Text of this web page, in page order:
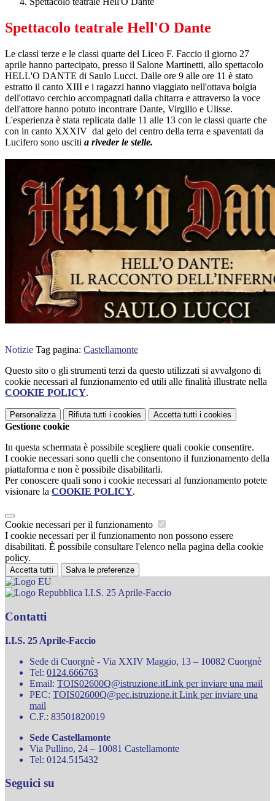
Spettacolo teatrale Hell'O Dante
Le classi terze e le classi quarte del Liceo F. Faccio il giorno 27
aprile hanno partecipato, presso il Salone Martinetti, allo spettacolo
HELL'O DANTE di Saulo Lucci. Dalle ore 9 alle ore 11 è stato
estratto il canto XIII e i ragazzi hanno viaggiato nell'ottava bolgia
dell'ottavo cerchio accompagnati dalla chitarra e attraverso la voce
dell'attore hanno potuto incontrare Dante, Virgilio e Ulisse.
L'esperienza è stata replicata dalle 11 alle 13 con le classi quarte che
con in canto XXXIV dal gelo del centro della terra e spaventati da
Lucifero sono usciti a riveder le stelle.
Notizie Tag pagina: Castellamonte
Questo sito o gli strumenti terzi da questo utilizzati si avvalgono di
cookie necessari al funzionamento ed utili alle finalità illustrate nella
COOKIE POLICY.
Personalizza Rifiuta tutti i cookies Accetta tutti i cookies
Gestione cookie
In questa schermata è possibile scegliere quali cookie consentire.
I cookie necessari sono quelli che consentono il funzionamento della
piattaforma e non è possibile disabilitarli.
Per conoscere quali sono i cookie necessari al funzionamento potete
visionare la COOKIE POLICY.
Cookie necessari per il funzionamento
I cookie necessari per il funzionamento non possono essere
disabilitati. È possibile consultare l'elenco nella pagina della cookie
policy.
Accetta tutti Salva le preferenze
I.I.S. 25 Aprile-Faccio
Contatti
I.I.S. 25 Aprile-Faccio
Sede di Cuorgnè - Via XXIV Maggio, 13 – 10082 Cuorgnè
Tel: 0124.666763
Email: TOIS02600Q@istruzione.itLink per inviare una mail
PEC: TOIS02600Q@pec.istruzione.it Link per inviare una
mail
C.F.: 83501820019
Sede Castellamonte
Via Pullino, 24 – 10081 Castellamonte
Tel: 0124.515432
Seguici su